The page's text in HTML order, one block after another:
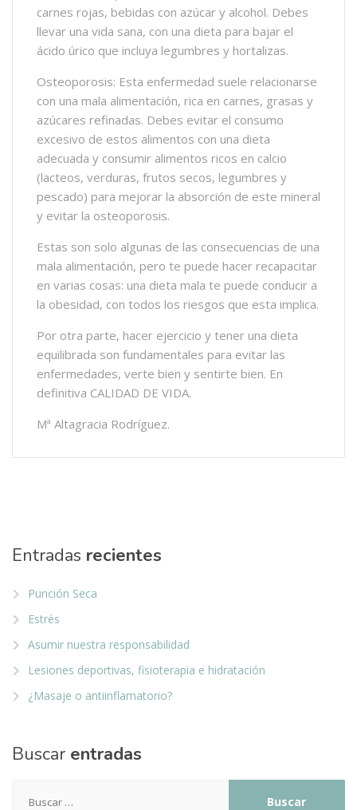
carnes rojas, bebidas con azúcar y alcohol. Debes
llevar una vida sana, con una dieta para bajar el
ácido úrico que incluya legumbres y hortalizas.
Osteoporosis: Esta enfermedad suele relacionarse
con una mala alimentación, rica en carnes, grasas y
azúcares refinadas. Debes evitar el consumo
excesivo de estos alimentos con una dieta
adecuada y consumir alimentos ricos en calcio
(lacteos, verduras, frutos secos, legumbres y
pescado) para mejorar la absorción de este mineral
y evitar la osteoporosis.
Estas son solo algunas de las consecuencias de una
mala alimentación, pero te puede hacer recapacitar
en varias cosas: una dieta mala te puede conducir a
la obesidad, con todos los riesgos que esta implica.
Por otra parte, hacer ejercicio y tener una dieta
equilibrada son fundamentales para evitar las
enfermedades, verte bien y sentirte bien. En
definitiva CALIDAD DE VIDA.
Mª Altagracia Rodríguez.
Entradas recientes
Punción Seca
Estrés
Asumir nuestra responsabilidad
Lesiones deportivas, fisioterapia e hidratación
¿Masaje o antiinflamatorio?
Buscar entradas